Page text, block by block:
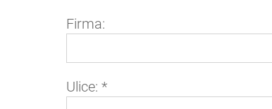
Firma:
Ulice: *